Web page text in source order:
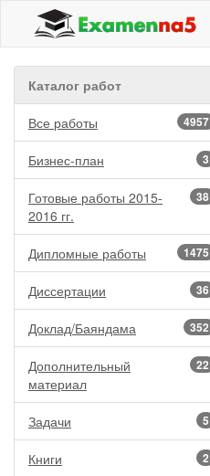
Каталог работ
4957
Все работы
3
Бизнес-план
38
Готовые работы 2015-
2016 гг.
1475
Дипломные работы
36
Диссертации
352
Доклад/Баяндама
22
Дополнительный
материал
5
Задачи
2
Книги